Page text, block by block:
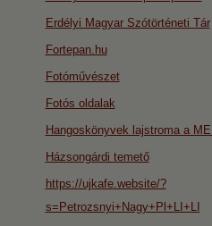
Erdélyi Magyar Szótörténeti Tár
Fortepan.hu
Fotóművészet
Fotós oldalak
Hangoskönyvek lajstroma a
Házsongárdi temető
https://ujkafe.website/?
s=Petrozsnyi+Nagy+Pl+LI+LI